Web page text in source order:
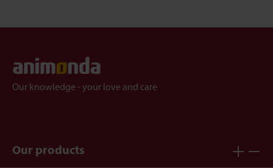
Our knowledge - your love and care
Our products